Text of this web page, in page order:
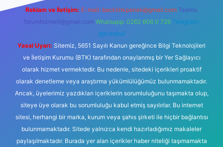
Reklam ve İletişim: E-mail: backlinkpaneli@gmail.com Teams:
forumhizmeti@gmail.com Whatsapp: 0262 606 0 726 Telegram:
@karabul
Yasal Uyarı: Sitemiz, 5651 Sayılı Kanun gereğince Bilgi Teknolojileri
ve İletişim Kurumu (BTK) tarafından onaylanmış bir Yer Sağlayıcı
olarak hizmet vermektedir. Bu nedenle, sitedeki içerikleri proaktif
olarak denetleme veya araştırma yükümlülüğümüz bulunmamaktadır.
Ancak, üyelerimiz yazdıkları içeriklerin sorumluluğunu taşımakta olup,
siteye üye olarak bu sorumluluğu kabul etmiş sayılırlar. Bu internet
sitesi, herhangi bir marka, kurum veya şahıs şirketi ile hiçbir bağlantısı
bulunmamaktadır. Sitede yalnızca kendi hazırladığımız makaleler
paylaşılmaktadır. Burada yer alan içerikler haber niteliği taşımamakta